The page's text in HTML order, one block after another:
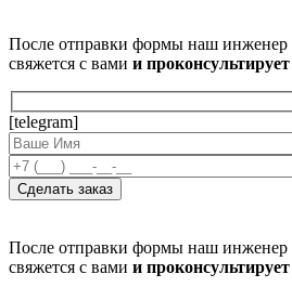
После отправки формы наш инженер
свяжется с вами и
[telegram]
После отправки формы наш инженер
свяжется с вами и